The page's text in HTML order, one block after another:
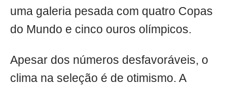
uma galeria pesada com quatro Copas
do Mundo e cinco ouros olímpicos.
Apesar dos números desfavoráveis, o
clima na seleção é de otimismo. A